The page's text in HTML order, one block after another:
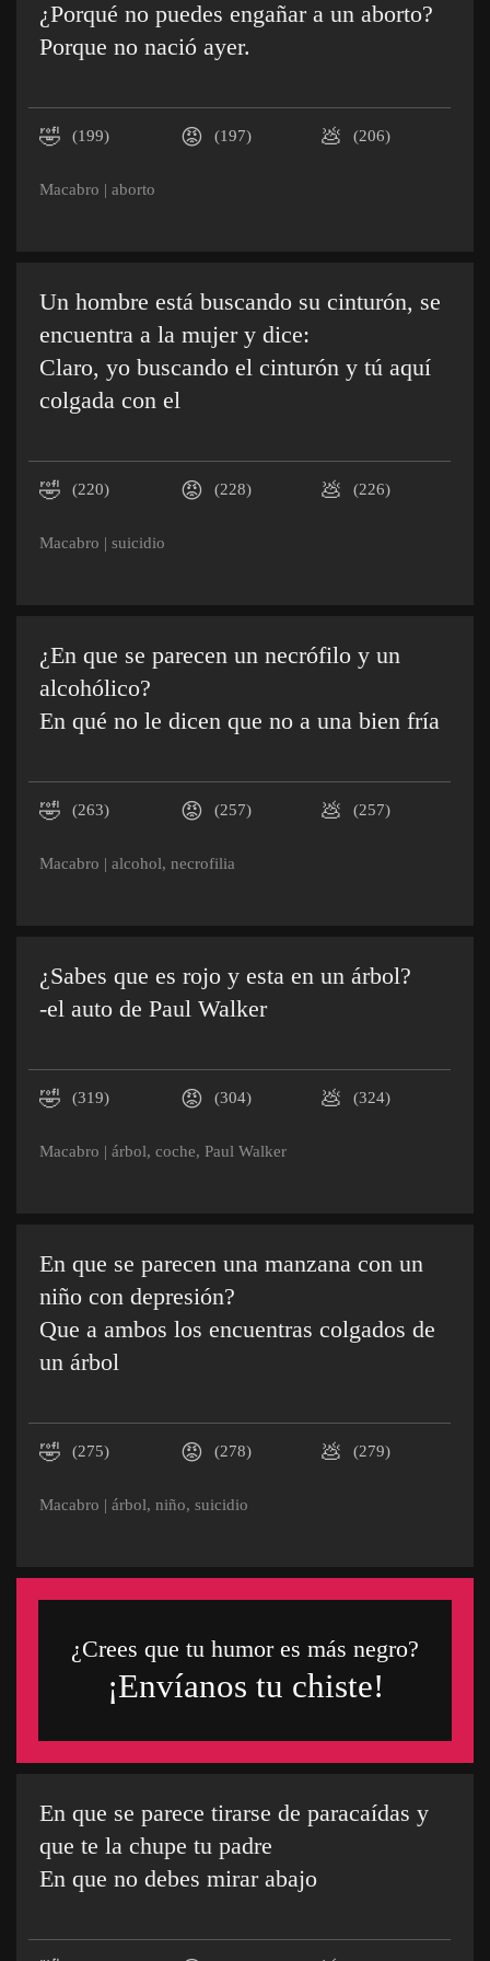
¿Porqué no puedes engañar a un aborto?
Porque no nació ayer.
🤣 (199) 😡 (197) 💩 (206)
Macabro | aborto
Un hombre está buscando su cinturón, se
encuentra a la mujer y dice:
Claro, yo buscando el cinturón y tú aquí
colgada con el
🤣 (220) 😡 (228) 💩 (226)
Macabro | suicidio
¿En que se parecen un necrófilo y un
alcohólico?
En qué no le dicen que no a una bien fría
🤣 (263) 😡 (257) 💩 (257)
Macabro | alcohol, necrofilia
¿Sabes que es rojo y esta en un árbol?
-el auto de Paul Walker
🤣 (319) 😡 (304) 💩 (324)
Macabro | árbol, coche, Paul Walker
En que se parecen una manzana con un
niño con depresión?
Que a ambos los encuentras colgados de
un árbol
🤣 (275) 😡 (278) 💩 (279)
Macabro | árbol, niño, suicidio
¿Crees que tu humor es más negro?
¡Envíanos tu chiste!
En que se parece tirarse de paracaídas y
que te la chupe tu padre
En que no debes mirar abajo